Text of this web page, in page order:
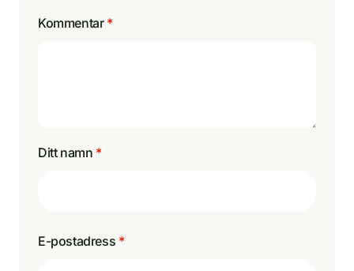
Kommentar *
Ditt namn *
E-postadress *